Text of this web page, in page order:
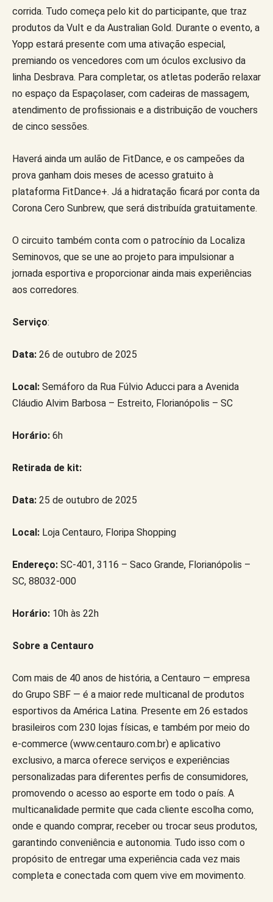
corrida. Tudo começa pelo kit do participante, que traz
produtos da Vult e da Australian Gold. Durante o evento, a
Yopp estará presente com uma ativação especial,
premiando os vencedores com um óculos exclusivo da
linha Desbrava. Para completar, os atletas poderão relaxar
no espaço da Espaçolaser, com cadeiras de massagem,
atendimento de profissionais e a distribuição de vouchers
de cinco sessões.
Haverá ainda um aulão de FitDance, e os campeões da
prova ganham dois meses de acesso gratuito à
plataforma FitDance+. Já a hidratação ficará por conta da
Corona Cero Sunbrew, que será distribuída gratuitamente.
O circuito também conta com o patrocínio da Localiza
Seminovos, que se une ao projeto para impulsionar a
jornada esportiva e proporcionar ainda mais experiências
aos corredores.
Serviço:
Data: 26 de outubro de 2025
Local: Semáforo da Rua Fúlvio Aducci para a Avenida
Cláudio Alvim Barbosa – Estreito, Florianópolis – SC
Horário: 6h
Retirada de kit:
Data: 25 de outubro de 2025
Local: Loja Centauro, Floripa Shopping
Endereço: SC-401, 3116 – Saco Grande, Florianópolis –
SC, 88032-000
Horário: 10h às 22h
Sobre a Centauro
Com mais de 40 anos de história, a Centauro — empresa
do Grupo SBF — é a maior rede multicanal de produtos
esportivos da América Latina. Presente em 26 estados
brasileiros com 230 lojas físicas, e também por meio do
e-commerce (www.centauro.com.br) e aplicativo
exclusivo, a marca oferece serviços e experiências
personalizadas para diferentes perfis de consumidores,
promovendo o acesso ao esporte em todo o país. A
multicanalidade permite que cada cliente escolha como,
onde e quando comprar, receber ou trocar seus produtos,
garantindo conveniência e autonomia. Tudo isso com o
propósito de entregar uma experiência cada vez mais
completa e conectada com quem vive em movimento.